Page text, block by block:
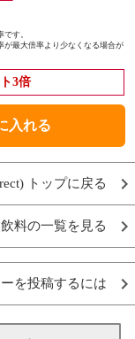
す。
が最大倍率より少なくなる場合が
3倍
入れる
トップに戻る
飲料の一覧を見る
を投稿するには